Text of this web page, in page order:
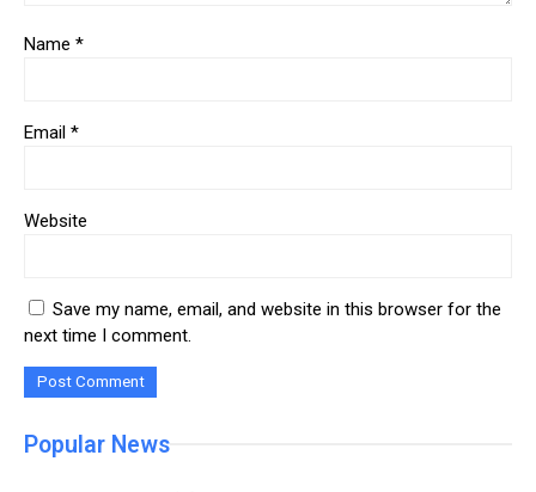
Name *
Email *
Website
Save my name, email, and website in this browser for the
next time I comment.
Popular News